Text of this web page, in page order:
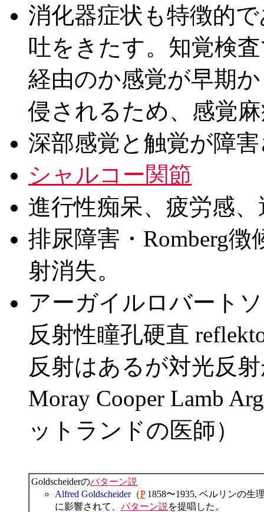
消化器症状も特徴的
吐をきたす。知覚検
経由のか感覚が早期
侵されるため、感覚
深部感覚と触覚が障
シャルコー関節
進行性痴呆、疲労感
排尿障害・Romberg徴
射消失。
アーガイルロバート
反射性瞳孔硬直
反射はあるが対光反
Moray Cooper Lamb
ットランドの医師）
Goldscheiderのパターン説
Alfred Goldscheider（P1858〜1935, ベルリンの生
に影響されて、 パターン説 を提唱した。